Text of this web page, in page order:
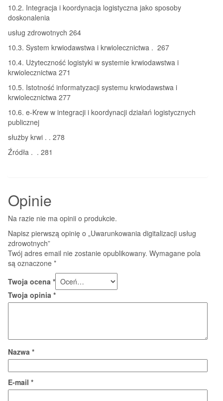
10.2. Integracja i koordynacja logistyczna jako sposoby
doskonalenia
usług zdrowotnych 264
10.3. System krwiodawstwa i krwiolecznictwa . 267
10.4. Użyteczność logistyki w systemie krwiodawstwa i
krwiolecznictwa 271
10.5. Istotność informatyzacji systemu krwiodawstwa i
krwiolecznictwa 277
10.6. e-Krew w integracji i koordynacji działań logistycznych
publicznej
służby krwi . . 278
Źródła . . 281
Opinie
Na razie nie ma opinii o produkcie.
Napisz pierwszą opinię o „Uwarunkowania digitalizacji usług
zdrowotnych”
Twój adres email nie zostanie opublikowany. Wymagane pola
są oznaczone *
Twoja ocena *
Twoja opinia *
Nazwa *
E-mail *